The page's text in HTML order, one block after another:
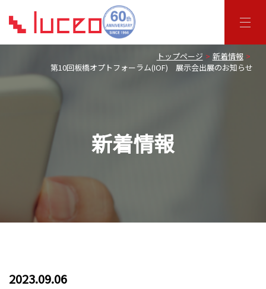
トップページ
新着情報
第10回板橋オプトフォーラム(IOF) 展示会出展のお知らせ
新着情報
2023.09.06